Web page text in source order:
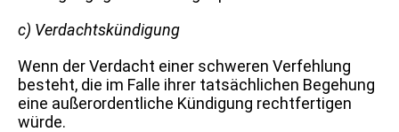
c) Verdachtskündigung
Wenn der Verdacht einer schweren Verfehlung
besteht, die im Falle ihrer tatsächlichen Begehung
eine außerordentliche Kündigung rechtfertigen
würde.